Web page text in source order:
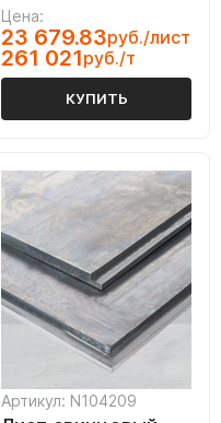
Цена:
23 679.83руб./лист
261 021руб./т
КУПИТЬ
Артикул: N104209